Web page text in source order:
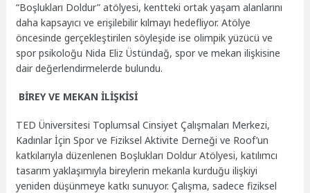
“Boşlukları Doldur” atölyesi, kentteki ortak yaşam alanlarını
daha kapsayıcı ve erişilebilir kılmayı hedefliyor. Atölye
öncesinde gerçekleştirilen söyleşide ise olimpik yüzücü ve
spor psikoloğu Nida Eliz Üstündağ, spor ve mekan ilişkisine
dair değerlendirmelerde bulundu.
BİREY VE MEKAN İLİŞKİSİ
TED Üniversitesi Toplumsal Cinsiyet Çalışmaları Merkezi,
Kadınlar İçin Spor ve Fiziksel Aktivite Derneği ve Roof’un
katkılarıyla düzenlenen Boşlukları Doldur Atölyesi, katılımcı
tasarım yaklaşımıyla bireylerin mekanla kurduğu ilişkiyi
yeniden düşünmeye katkı sunuyor. Çalışma, sadece fiziksel